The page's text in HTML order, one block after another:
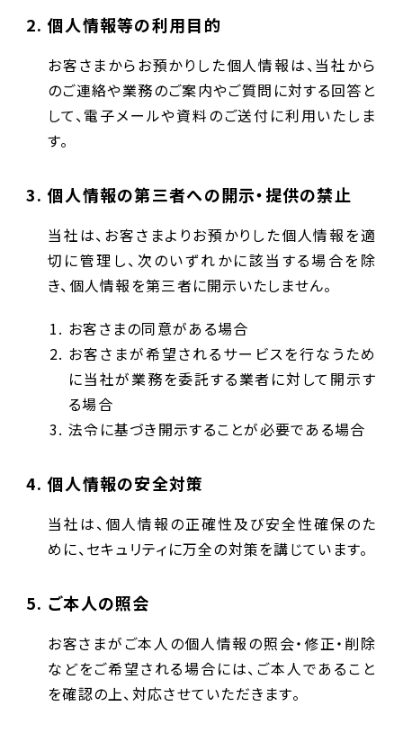
個人情報等の利用目的
お客さまからお預かりした個人情報は、当社から
のご連絡や業務のご案内やご質問に対する回答と
して、電子メールや資料のご送付に利用いたしま
す。
個人情報の第三者への開示・提供の禁止
当社は、お客さまよりお預かりした個人情報を適
切に管理し、次のいずれかに該当する場合を除
き、個人情報を第三者に開示いたしません。
お客さまの同意がある場合
お客さまが希望されるサービスを行なうため
に当社が業務を委託する業者に対して開示す
る場合
法令に基づき開示することが必要である場合
個人情報の安全対策
当社は、個人情報の正確性及び安全性確保のた
めに、セキュリティに万全の対策を講じています。
ご本人の照会
お客さまがご本人の個人情報の照会・修正・削除
などをご希望される場合には、ご本人であること
を確認の上、対応させていただきます。